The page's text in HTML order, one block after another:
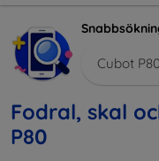
Cubot P80
Fodral, skal
P80